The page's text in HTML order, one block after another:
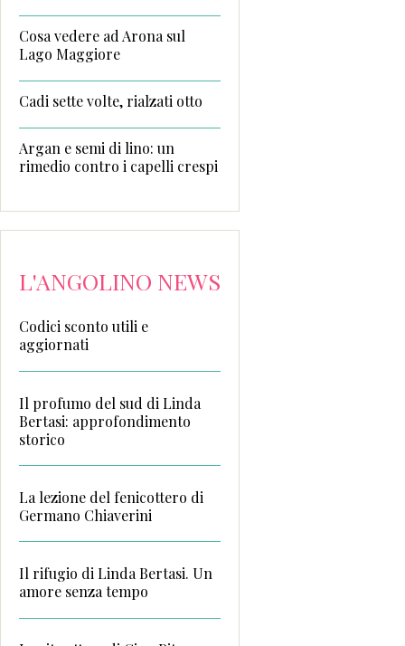
Cosa vedere ad Arona sul
Lago Maggiore
Cadi sette volte, rialzati otto
Argan e semi di lino: un
rimedio contro i capelli crespi
L'ANGOLINO NEWS
Codici sconto utili e
aggiornati
Il profumo del sud di Linda
Bertasi: approfondimento
storico
La lezione del fenicottero di
Germano Chiaverini
Il rifugio di Linda Bertasi. Un
amore senza tempo